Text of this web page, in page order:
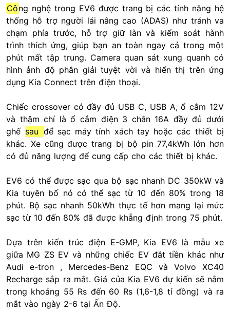
Công nghệ trong EV6 được trang bị các tính năng hệ
thống hỗ trợ người lái nâng cao (ADAS) như tránh va
chạm phía trước, hỗ trợ giữ làn và kiểm soát hành
trình thích ứng, giúp bạn an toàn ngay cả trong một
phút mất tập trung. Camera quan sát xung quanh có
hình ảnh độ phân giải tuyệt vời và hiển thị trên ứng
dụng Kia Connect trên điện thoại.
Chiếc crossover có đầy đủ USB C, USB A, ổ cắm 12V
và thậm chí là ổ cắm điện 3 chân 16A đầy đủ dưới
ghế sau để sạc máy tính xách tay hoặc các thiết bị
khác. Xe cũng được trang bị bộ pin 77,4kWh lớn hơn
có đủ năng lượng để cung cấp cho các thiết bị khác.
EV6 có thể được sạc qua bộ sạc nhanh DC 350kW và
Kia tuyên bố nó có thể sạc từ 10 đến 80% trong 18
phút. Bộ sạc nhanh 50kWh thực tế hơn mang lại mức
sạc từ 10 đến 80% đã được khẳng định trong 75 phút.
Dựa trên kiến trúc điện E-GMP, Kia EV6 là mẫu xe
giữa MG ZS EV và những chiếc EV đắt tiền khác như
Audi e-tron , Mercedes-Benz EQC và Volvo XC40
Recharge sắp ra mắt. Giá của Kia EV6 dự kiến sẽ nằm
trong khoảng 55 Rs đến 60 Rs (1,6-1,8 tỉ đồng) và ra
mắt vào ngày 2-6 tại Ấn Độ.